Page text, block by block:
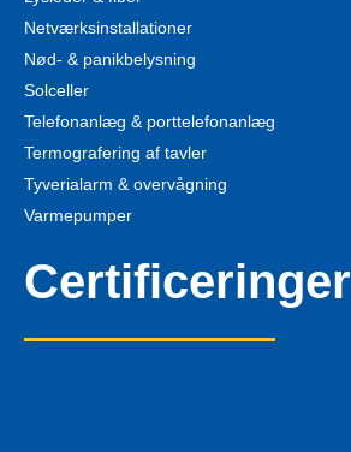
Netværksinstallationer
Nød- & panikbelysning
Solceller
Telefonanlæg & porttelefonanlæg
Termografering af tavler
Tyverialarm & overvågning
Varmepumper
Certificeringer